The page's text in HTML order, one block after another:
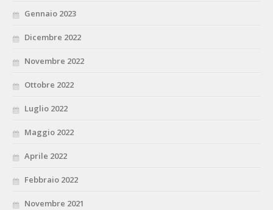
Gennaio 2023
Dicembre 2022
Novembre 2022
Ottobre 2022
Luglio 2022
Maggio 2022
Aprile 2022
Febbraio 2022
Novembre 2021